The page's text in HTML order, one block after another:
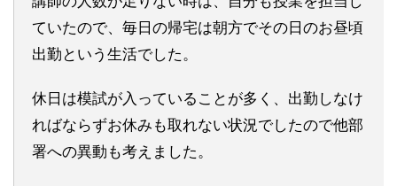
ていたので、毎日の帰宅は朝方でその日のお昼頃
出勤という生活でした。
休日は模試が入っていることが多く、出勤しなけ
ればならずお休みも取れない状況でしたので他部
署への異動も考えました。